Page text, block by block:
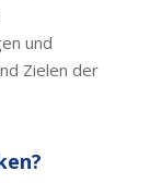
und
Zielen der